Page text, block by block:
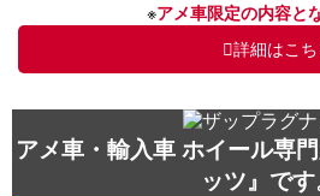
※アメ車限定の内容と
詳細はこち
アメ車・輸入車 ホイール専
ッツ』です